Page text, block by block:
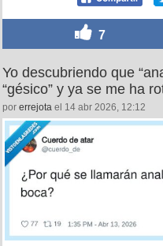
7
Yo descubriendo que
“gésico” y ya se me ha
por errejota el 14 abr 2026, 12:12